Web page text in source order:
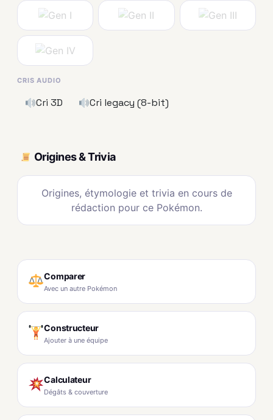
CRIS AUDIO
Cri 3D Cri legacy (8-bit)
Origines & Trivia
Origines, étymologie et trivia en cours de
rédaction pour ce Pokémon.
Comparer
Avec un autre Pokémon
Constructeur
Ajouter à une équipe
Calculateur
Dégâts & couverture